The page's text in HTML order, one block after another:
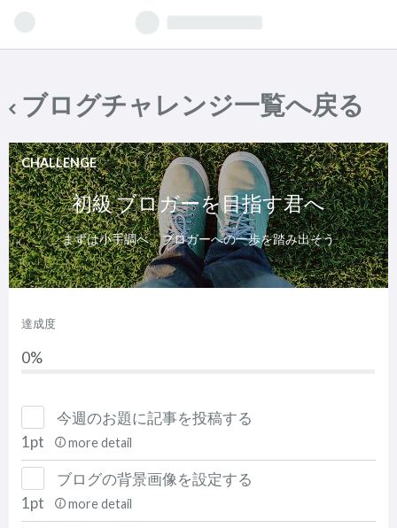
ブログチャレンジ一覧へ戻る
CHALLENGE
初級 ブロガーを目指す君へ
まずは小手調べ。ブロガーへの一歩を踏み出そう
達成度
0%
今週のお題に記事を投稿する
1pt
more detail
ブログの背景画像を設定する
1pt
more detail